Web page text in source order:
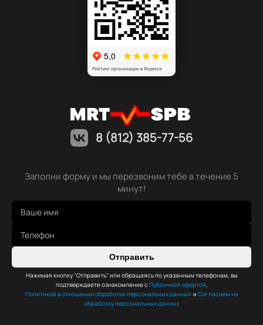
8 (812) 385-77-56
Заполни форму и мы перезвоним тебе в течение 5
минут!
Отправить
Нажимая кнопку "Отправить" или обращаясь по указанным телефонам, вы
подтверждаете ознакомление с Публичной офертой,
Политикой в отношении обработки персональных данных и Согласием на
обработку персональных данных